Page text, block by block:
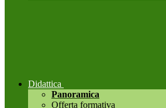
Didattica
Panoramica
Offerta formativa